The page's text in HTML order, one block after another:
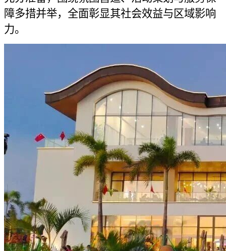
障多措并举，全面彰显其社会效益与区域影响
力。